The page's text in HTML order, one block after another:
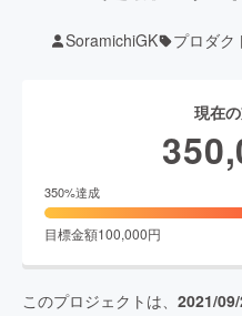
SoramichiGK プロダク
現在
350%達成
目標金額100,000円
このプロジェクトは、 2021/